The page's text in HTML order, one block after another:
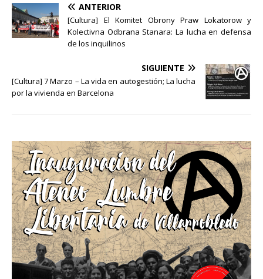
ANTERIOR
[Cultura] El Komitet Obrony Praw Lokatorow y
Kolectivna Odbrana Stanara: La lucha en defensa
de los inquilinos
SIGUIENTE
[Cultura] 7 Marzo – La vida en autogestión; La lucha
por la vivienda en Barcelona